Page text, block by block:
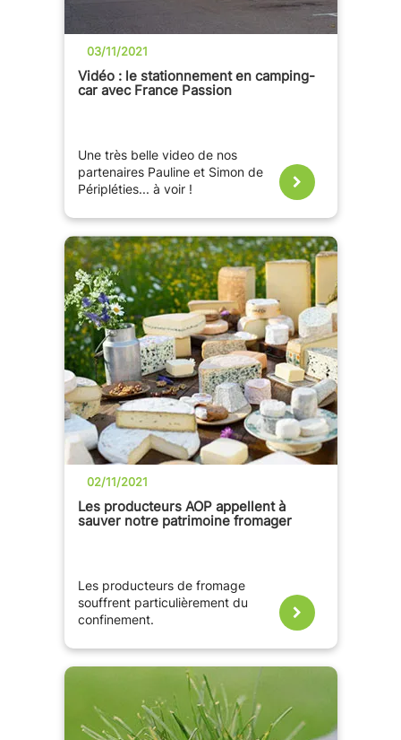
03/11/2021
Vidéo : le stationnement en camping-
car avec France Passion
Une très belle video de nos
partenaires Pauline et Simon de
Péripléties... à voir !
02/11/2021
Les producteurs AOP appellent à
sauver notre patrimoine fromager
Les producteurs de fromage
souffrent particulièrement du
confinement.